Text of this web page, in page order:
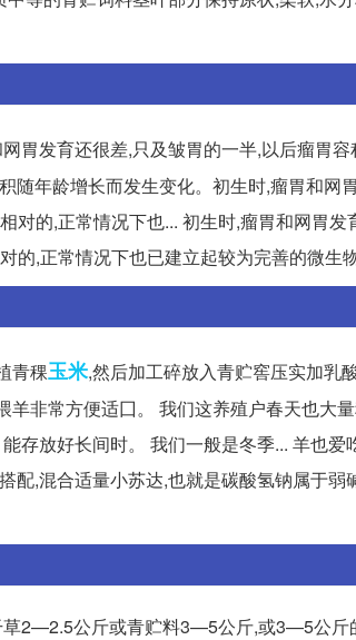
胃发育还很差,只及皱胃的一半,以后瘤胃
随年龄增长而发生变化。初生时,瘤胃和网
对的,正常情况下也... 初生时,瘤胃和网胃发
,正常情况下也已建立起较为完善的微生
青稞玉米,然后加工碎放入青贮窖压实加乳
非常方便适囗。 我们这养殖户春天也大
存放好长间时。 我们一般是冬季... 羊也
配,混合适量小苏达,也就是碳酸氢钠属于弱
2—2.5公斤或青贮料3—5公斤,或3—5公斤